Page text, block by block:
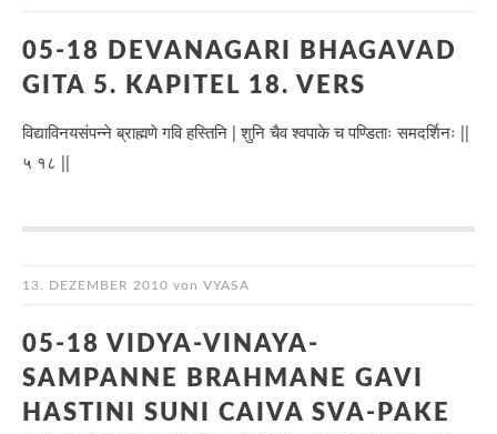
05-18 DEVANAGARI BHAGAVAD
GITA 5. KAPITEL 18. VERS
विद्याविनयसंपन्ने ब्राह्मणे गवि हस्तिनि | शुनि चैव श्वपाके च पण्डिताः समदर्शिनः ||
५ १८ ||
13. DEZEMBER 2010 von VYASA
05-18 VIDYA-VINAYA-
SAMPANNE BRAHMANE GAVI
HASTINI SUNI CAIVA SVA-PAKE